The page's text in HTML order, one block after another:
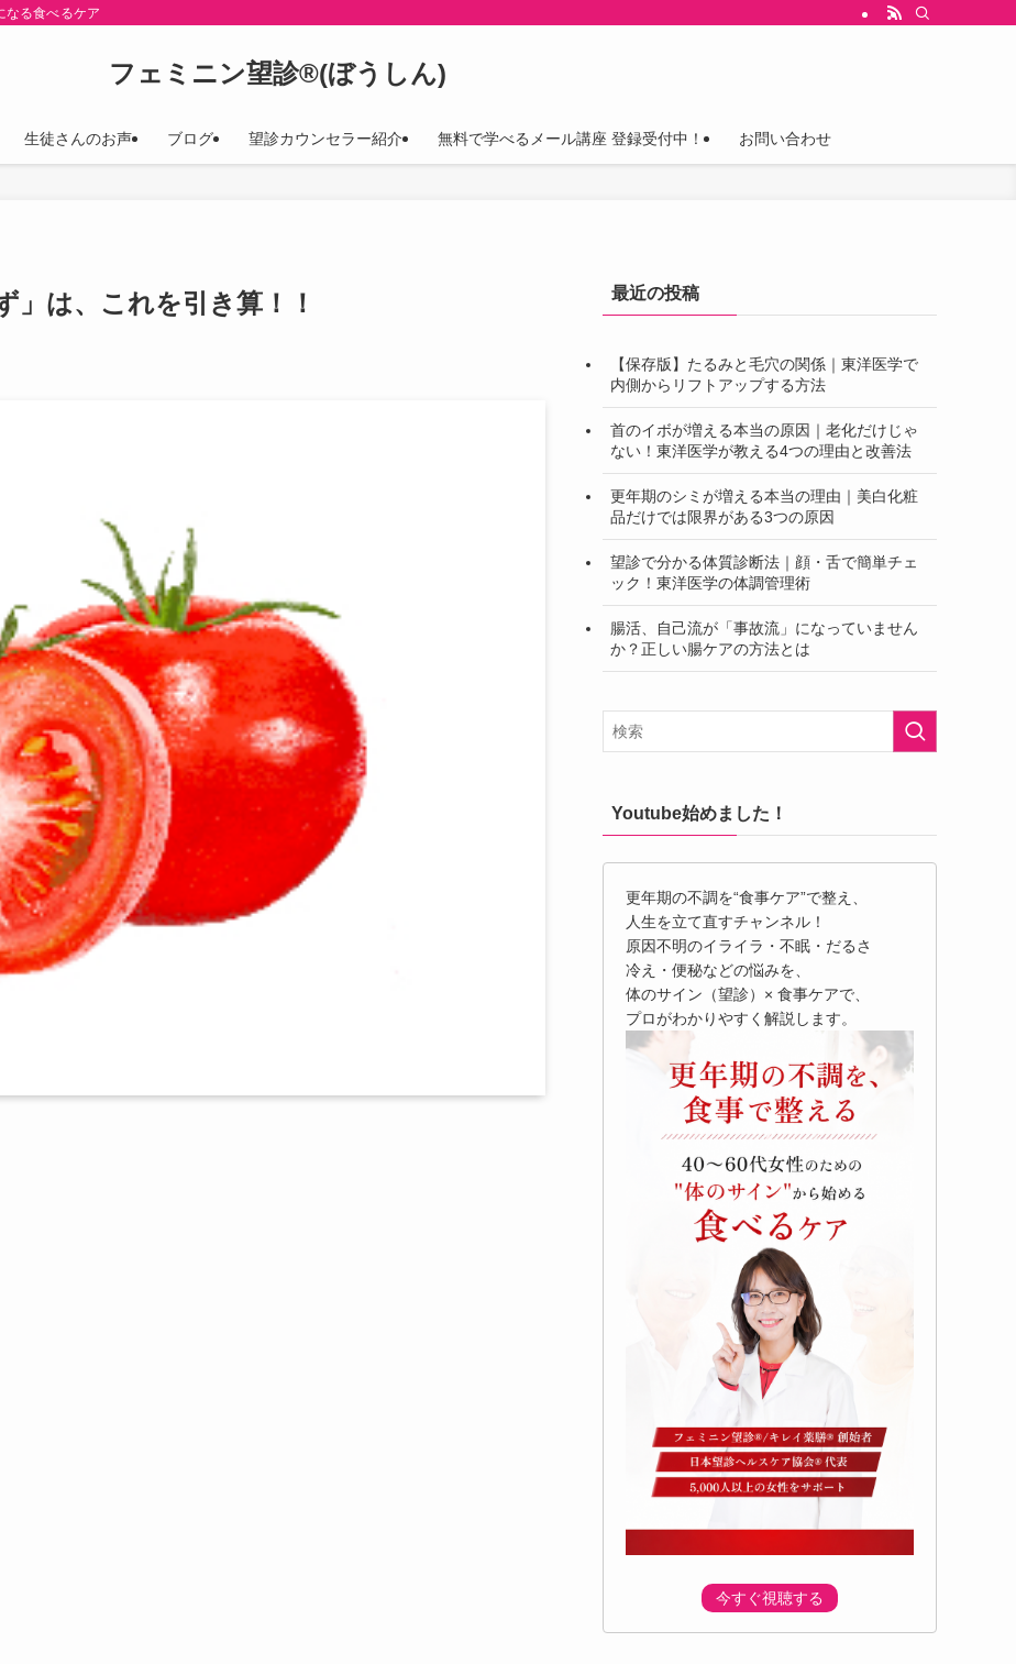
なる食べるケア
フェミニン望診®(ぼうしん)
生徒さんのお声 ブログ 望診カウンセラー紹介 無料で学べるメール講座 登録受付中！ お問い合わせ
」は、これを引き算！！ 最近の投稿
【保存版】たるみと毛穴の関係｜東洋医学で
内側からリフトアップする方法
首のイボが増える本当の原因｜老化だけじゃ
ない！東洋医学が教える4つの理由と改善法
更年期のシミが増える本当の理由｜美白化粧
品だけでは限界がある3つの原因
望診で分かる体質診断法｜顔・舌で簡単チェ
ック！東洋医学の体調管理術
腸活、自己流が「事故流」になっていません
か？正しい腸ケアの方法とは
Youtube始めました！
更年期の不調を“食事ケア”で整え、
人生を立て直すチャンネル！
原因不明のイライラ・不眠・だるさ
冷え・便秘などの悩みを、
体のサイン（望診）× 食事ケアで、
プロがわかりやすく解説します。
今すぐ視聴する